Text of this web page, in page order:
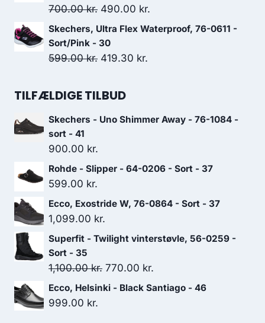
var:
499.00 kr.. 349.30 kr..
700.00kr. Den
oprindelige
pris
var:
490.00 kr.
aktuelle
Skechers, Ultra Flex Waterproof, 76-0611 -
Sort/Pink - 30
599.00kr. Den
pris
599.00 kr..
419.30 kr.
419.30 kr..
TILFÆLDIGE TILBUD
Skechers - Uno Shimmer Away - 76-1084 -
sort - 41
900.00 kr.
Rohde - Slipper - 64-0206 - Sort - 37
599.00 kr.
Ecco, Exostride W, 76-0864 - Sort - 37
1,099.00 kr.
Superfit - Twilight vinterstøvle, 56-0259 -
Sort - 35
1,100.00kr. Den
oprindelige
770.00 kr.
aktuelle
Ecco, Helsinki - Black Santiago - 46
999.00 kr.